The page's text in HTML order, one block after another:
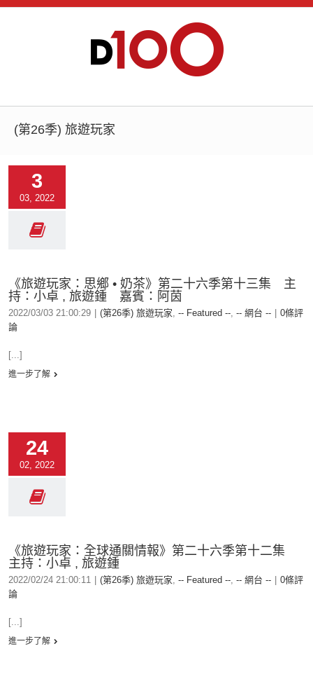
(第26季) 旅遊玩家
3
03, 2022
《旅遊玩家：思鄉 • 奶茶》第二十六季第十三集 主
持：小卓 , 旅遊鍾 嘉賓：阿茵
2022/03/03 21:00:29 (第26季) 旅遊玩家, -- Featured --, -- 網台 --
0條評
論
[...]
進一步了解
24
02, 2022
《旅遊玩家：全球通關情報》第二十六季第十二集
主持：小卓 , 旅遊鍾
2022/02/24 21:00:11 (第26季) 旅遊玩家, -- Featured --, -- 網台 --
0條評
論
[...]
進一步了解